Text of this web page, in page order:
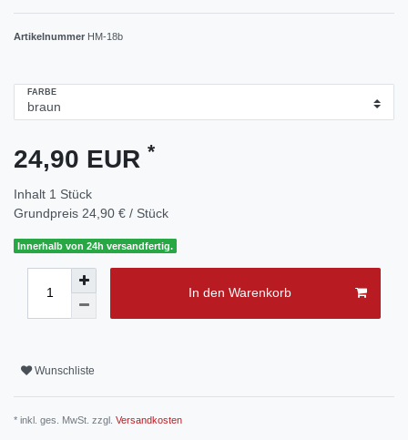
Artikelnummer HM-18b
FARBE
24,90 EUR *
Inhalt 1 Stück
Grundpreis 24,90 € / Stück
Innerhalb von 24h versandfertig.
In den Warenkorb
Wunschliste
* inkl. ges. MwSt. zzgl. Versandkosten